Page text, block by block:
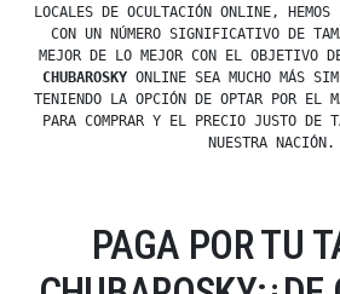
LOCALES DE OCULTACIÓN ONLINE,
CON UN NÚMERO SIGNIFICATIVO DE
MEJOR DE LO MEJOR CON EL OBJETIVO
CHUBAROSKY ONLINE SEA MUCHO MÁS
TENIENDO LA OPCIÓN DE OPTAR POR EL
PARA COMPRAR Y EL PRECIO JUSTO DE
NUESTRA NACIÓN.
PAGA POR TU